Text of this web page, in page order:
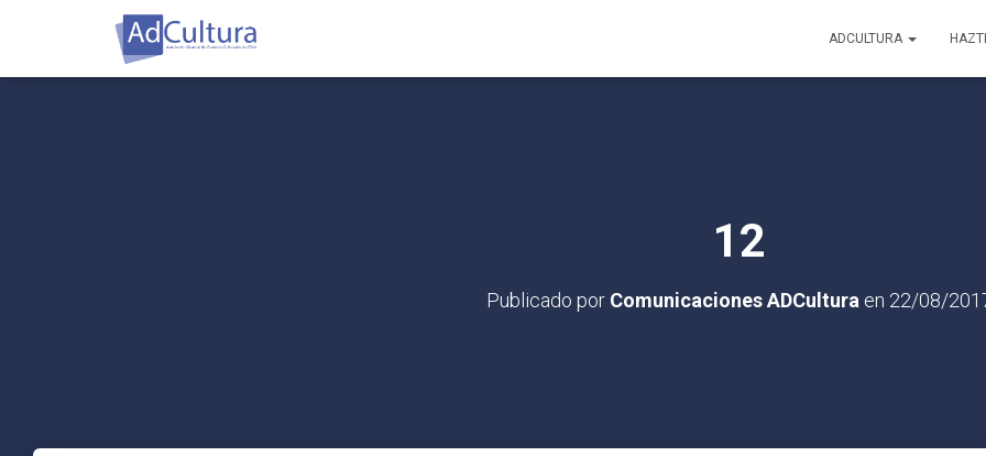
ADCULTURA
12
Publicado por Comunicaciones ADCultura en 22/08/